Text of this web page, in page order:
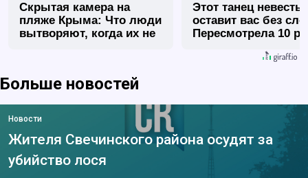
Скрытая камера на
пляже Крыма: Что люди
вытворяют, когда их не
Этот танец невесты
оставит вас без
Пересмотрела 10
Больше новостей
Новости
Жителя Свечинского района осудят за
убийство лося